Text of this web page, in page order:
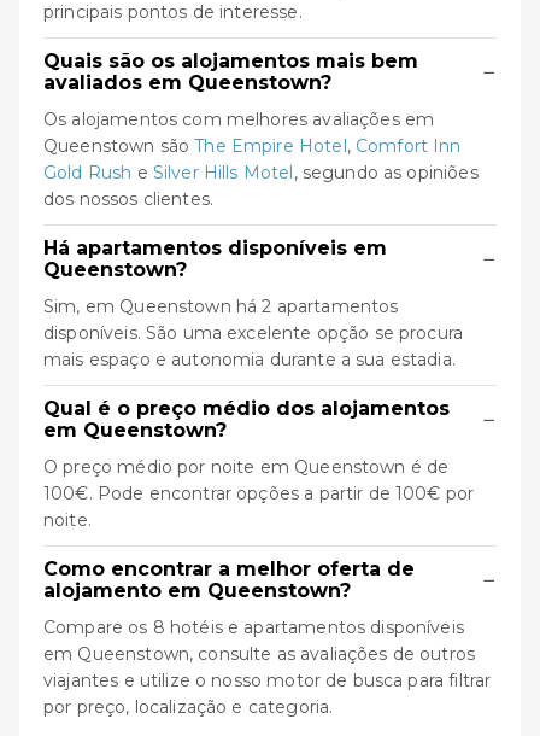
principais pontos de interesse.
Quais são os alojamentos mais bem
avaliados em Queenstown?
−
Os alojamentos com melhores avaliações em
Queenstown sãoThe Empire Hotel, Comfort Inn
Gold Rush e Silver Hills Motel, segundo as opiniões
dos nossos clientes.
Há apartamentos disponíveis em
Queenstown?
−
Sim, em Queenstown há 2 apartamentos
disponíveis. São uma excelente opção se procura
mais espaço e autonomia durante a sua estadia.
Qual é o preço médio dos alojamentos
em Queenstown?
−
O preço médio por noite em Queenstown é de
100€. Pode encontrar opções a partir de 100€ por
noite.
Como encontrar a melhor oferta de
alojamento em Queenstown?
−
Compare os 8 hotéis e apartamentos disponíveis
em Queenstown, consulte as avaliações de outros
viajantes e utilize o nosso motor de busca para filtrar
por preço, localização e categoria.